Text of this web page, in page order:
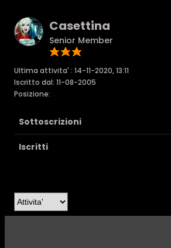
Casettina
Senior Member
Ultima attivita' : 14-11-2020, 13:11
Iscritto dal: 11-08-2005
Posizione:
Sottoscrizioni
Iscritti